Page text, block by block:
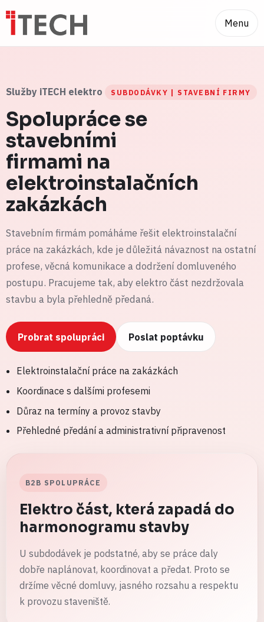
Menu
Služby iTECH elektro SUBDODÁVKY | STAVEBNÍ FIRMY
Spolupráce se
stavebními
firmami na
elektroinstalačních
zakázkách
Stavebním firmám pomáháme řešit elektroinstalační
práce na zakázkách, kde je důležitá návaznost na ostatní
profese, věcná komunikace a dodržení domluveného
postupu. Pracujeme tak, aby elektro část nezdržovala
stavbu a byla přehledně předaná.
Probrat spolupráci Poslat poptávku
Elektroinstalační práce na zakázkách
Koordinace s dalšími profesemi
Důraz na termíny a provoz stavby
Přehledné předání a administrativní připravenost
B2B SPOLUPRÁCE
Elektro část, která zapadá do
harmonogramu stavby
U subdodávek je podstatné, aby se práce daly
dobře naplánovat, koordinovat a předat. Proto se
držíme věcné domluvy, jasného rozsahu a respektu
k provozu staveniště.